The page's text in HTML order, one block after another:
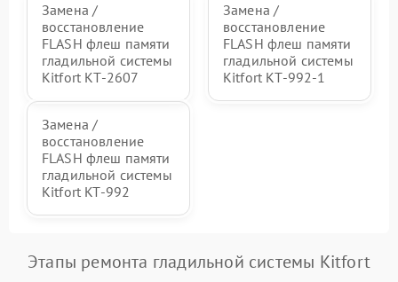
Замена /
восстановление
FLASH флеш памяти
гладильной системы
Kitfort КТ-2607
Замена /
восстановление
FLASH флеш памяти
гладильной системы
Kitfort КТ-992-1
Замена /
восстановление
FLASH флеш памяти
гладильной системы
Kitfort KT-992
Этапы ремонта гладильной системы Kitfort